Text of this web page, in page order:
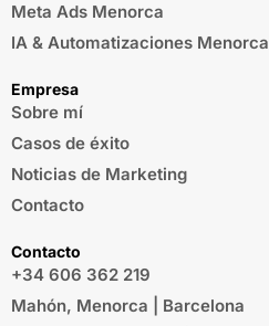
Meta Ads Menorca
IA & Automatizaciones Menorca
Empresa
Sobre mí
Casos de éxito
Noticias de Marketing
Contacto
Contacto
+34 606 362 219
Mahón, Menorca | Barcelona